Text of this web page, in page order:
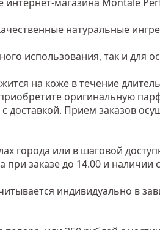
натуральные
использования, так и для
на коже в течение
оригинальную
доставкой. Прием заказов
города или в шаговой
при заказе до 14.00 и наличии
индивидуально в